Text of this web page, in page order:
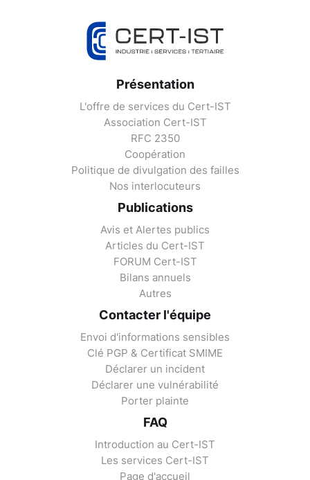
Présentation
L'offre de services du Cert-IST
Association Cert-IST
RFC 2350
Coopération
Politique de divulgation des failles
Nos interlocuteurs
Publications
Avis et Alertes publics
Articles du Cert-IST
FORUM Cert-IST
Bilans annuels
Autres
Contacter l'équipe
Envoi d'informations sensibles
Clé PGP & Certificat SMIME
Déclarer un incident
Déclarer une vulnérabilité
Porter plainte
FAQ
Introduction au Cert-IST
Les services Cert-IST
Page d'accueil